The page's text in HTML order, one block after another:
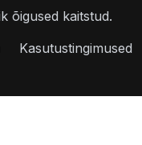
õigused kaitstud.
Kasutustingimused